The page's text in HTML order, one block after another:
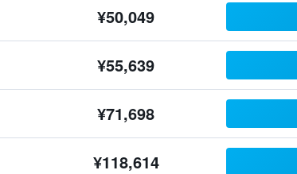
¥50,049
¥55,639
¥71,698
¥118,614